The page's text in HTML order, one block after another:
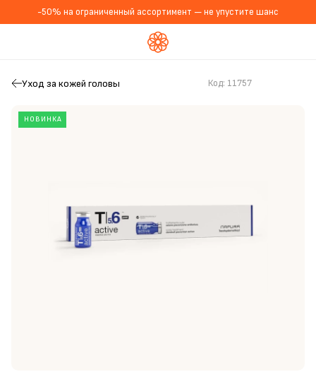
-50% на ограниченный ассортимент — не упустите шанс
Уход за кожей головы
НОВИНКА
Код: 11757